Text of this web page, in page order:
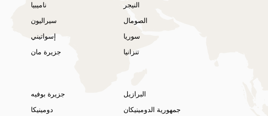
ناميبيا
النيجر
سيراليون
الصومال
إسواتيني
سوريا
جزيرة مان
تنزانيا
جزيرة بوفيه
البرازيل
دومينيكا
جمهورية الدومينيكان